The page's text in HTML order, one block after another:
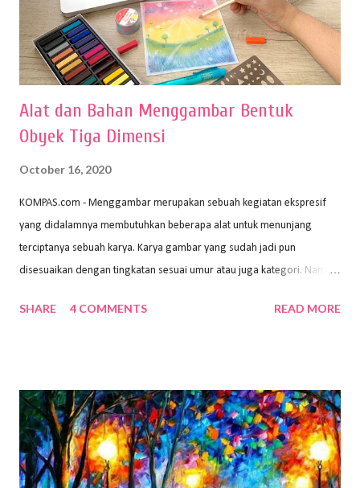
Alat dan Bahan Menggambar Bentuk
Obyek Tiga Dimensi
October 16, 2020
KOMPAS.com - Menggambar merupakan sebuah kegiatan ekspresif
yang didalamnya membutuhkan beberapa alat untuk menunjang
terciptanya sebuah karya. Karya gambar yang sudah jadi pun
disesuaikan dengan tingkatan sesuai umur atau juga kategori. Namun,
sehingga hasilnya bisa dilihat. Peran alat dan bahan sangat
memiliki spesifikasi berbeda sesuai jenisnya. Berikut peralatan
menggambar bentuk: 1. Kertas Gambar Kegiatan menggambar
membutuhkan kertas yang baik agar proses pembuatan gambar lebih
nyaman dan maksimal. Bahan kertas yang baik salah satu syaratnya
SHARE 4 COMMENTS READ MORE